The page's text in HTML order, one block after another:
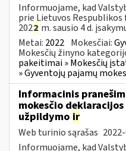
Informuojame, kad
prie Lietuvos
2022 m. sausio 4 d.
Metai: 2022 Mokesčiai:
Mokesčių žinyno
pakeitimai » Mokesčių
» Gyventojų pajamų
Informacinis
mokesčio
užpildymo ir
Web turinio sąrašas
Informuojame, kad